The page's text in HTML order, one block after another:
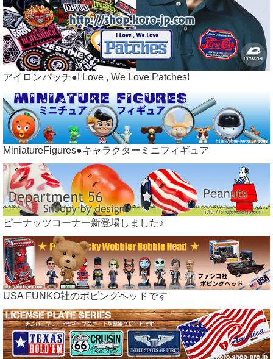
アイロンパッチ●I Love , We Love Patches!
MiniatureFigures●キャラクターミニフィギュア
ピーナッツコーナー新登場しました♪
USA FUNKO社のボビングヘッドです